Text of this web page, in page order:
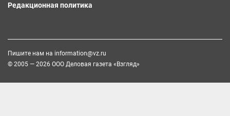
Редакционная политика
Пишите нам на information@vz.ru
© 2005 — 2026 ООО Деловая газета «Взгляд»